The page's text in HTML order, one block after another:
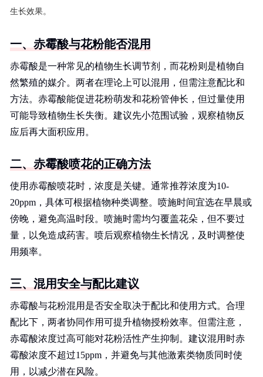
生长效果。
一、赤霉酸与花粉能否混用
赤霉酸是一种常见的植物生长调节剂，而花粉则是植物自
然繁殖的媒介。两者在理论上可以混用，但需注意配比和
方法。赤霉酸能促进花粉萌发和花粉管伸长，但过量使用
可能导致植物生长失衡。建议先小范围试验，观察植物反
应后再大面积应用。
二、赤霉酸喷花的正确方法
使用赤霉酸喷花时，浓度是关键。通常推荐浓度为10-
20ppm，具体可根据植物种类调整。喷施时间宜选在早晨或
傍晚，避免高温时段。喷施时需均匀覆盖花朵，但不要过
量，以免造成药害。喷后观察植物生长情况，及时调整使
用频率。
三、混用安全与配比建议
赤霉酸与花粉混用是否安全取决于配比和使用方式。合理
配比下，两者协同作用可提升植物授粉效率。但需注意，
赤霉酸浓度过高可能对花粉活性产生抑制。建议混用时赤
霉酸浓度不超过15ppm，并避免与其他激素类物质同时使
用，以减少潜在风险。